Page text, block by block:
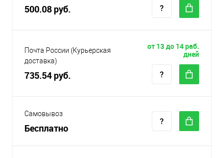
500.08 руб.
Почта России (Курьерская
доставка)
735.54 руб.
от 13 до 14 раб.
дней
Самовывоз
Бесплатно